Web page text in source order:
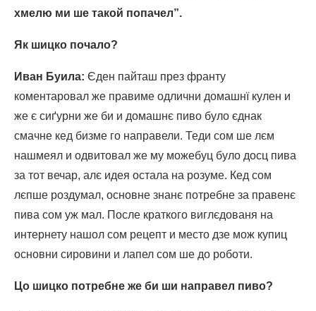
хмелю ми ше такой попачел”.
Як шицко почало?
Иван Буила: Єден пайташ през франту
коментаровал же правиме одлични домашнї кулен и
же є сиґурни же би и домашнє пиво було єднак
смачне кед бизме го направели. Теди сом ше лєм
нашмеял и одвитовал же му можебуц було досц пива
за тот вечар, алє идея остала на розуме. Кед сом
лєпше роздумал, основне знанє потребне за правенє
пива сом уж мал. После краткого виглєдованя на
интернету нашол сом рецепт и место дзе мож купиц
основни сировини и лапел сом ше до роботи.
Цо шицко потребне же би ши направел пиво?